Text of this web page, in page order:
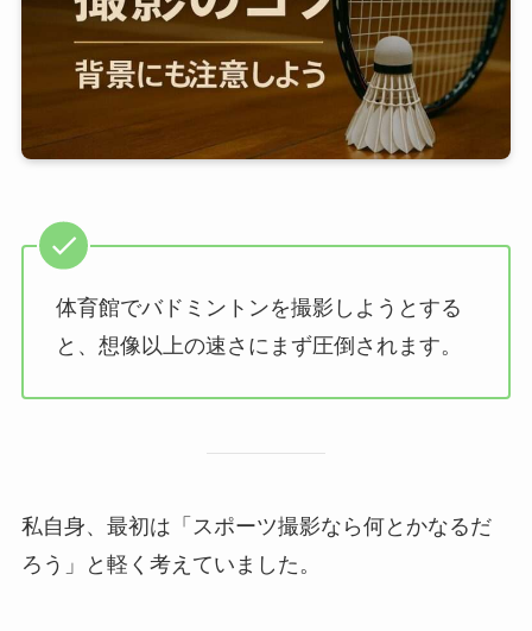
体育館でバドミントンを撮影しようとする
と、想像以上の速さにまず圧倒されます。
私自身、最初は「スポーツ撮影なら何とかなるだ
ろう」と軽く考えていました。